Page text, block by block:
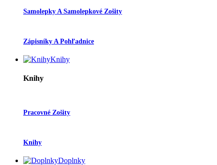
Samolepky A Samolepkové Zošity
Zápisníky A Pohľadnice
Knihy
Knihy
Pracovné Zošity
Knihy
Doplnky